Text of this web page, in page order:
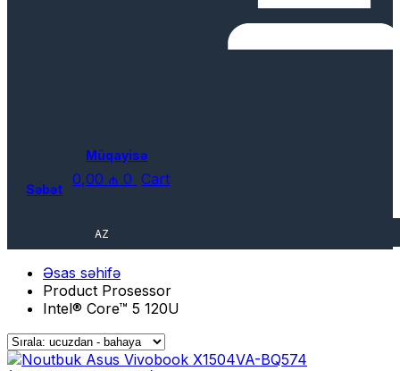
Müqayisə
0,00 ₼ 0 Cart
Səbət
AZ
Əsas səhifə
Product Prosessor
Intel® Core™ 5 120U